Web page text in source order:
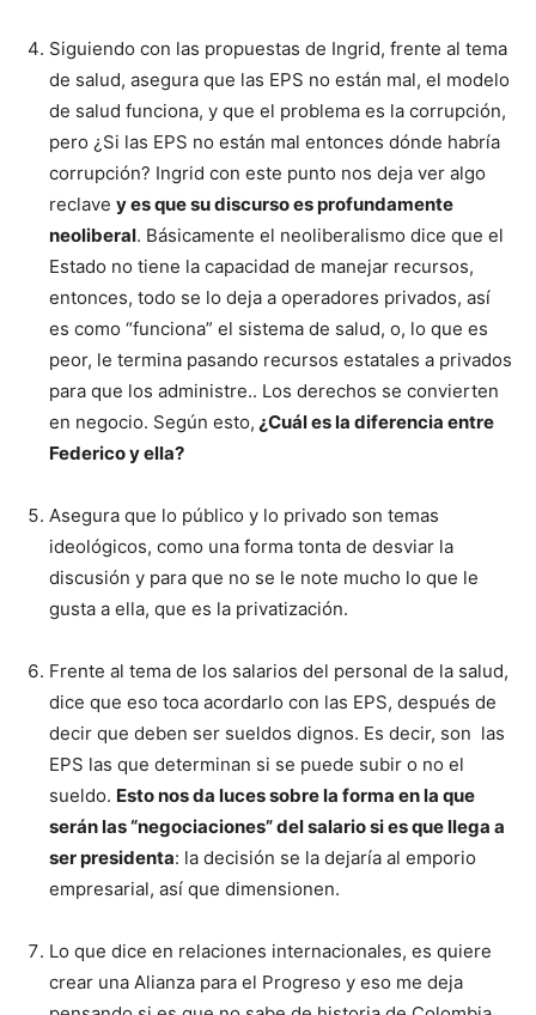
Siguiendo con las propuestas de Ingrid, frente al tema
de salud, asegura que las EPS no están mal, el modelo
de salud funciona, y que el problema es la corrupción,
pero ¿Si las EPS no están mal entonces dónde habría
corrupción? Ingrid con este punto nos deja ver algo
reclave y es que su discurso es profundamente
neoliberal. Básicamente el neoliberalismo dice que el
Estado no tiene la capacidad de manejar recursos,
entonces, todo se lo deja a operadores privados, así
es como “funciona” el sistema de salud, o, lo que es
peor, le termina pasando recursos estatales a privados
para que los administre.. Los derechos se convierten
en negocio. Según esto, ¿Cuál es la diferencia entre
Federico y ella?
Asegura que lo público y lo privado son temas
ideológicos, como una forma tonta de desviar la
discusión y para que no se le note mucho lo que le
gusta a ella, que es la privatización.
Frente al tema de los salarios del personal de la salud,
dice que eso toca acordarlo con las EPS, después de
decir que deben ser sueldos dignos. Es decir, son las
EPS las que determinan si se puede subir o no el
sueldo. Esto nos da luces sobre la forma en la que
serán las “negociaciones” del salario si es que llega a
ser presidenta: la decisión se la dejaría al emporio
empresarial, así que dimensionen.
Lo que dice en relaciones internacionales, es quiere
crear una Alianza para el Progreso y eso me deja